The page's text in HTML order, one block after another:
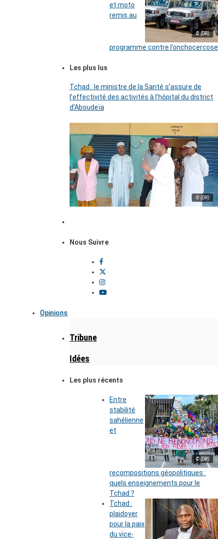
© (DR)
et moto
remis au
programme contre l’onchocercose
Les plus lus
Tchad : le ministre de la Santé s’assure de
l’effectivité des activités à l’hôpital du district
d’Aboudeïa
© (DR)
Nous Suivre
Opinions
Tribune
Idées
Les plus récents
© (DR)
Entre
stabilité
sahélienne
et
recompositions géopolitiques :
quels enseignements pour le
Tchad ?
Tchad :
plaidoyer
pour la paix
du vice-